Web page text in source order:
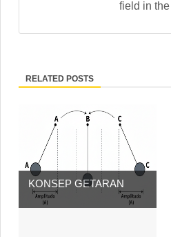
field in
RELATED POSTS
KONSEP GETARAN